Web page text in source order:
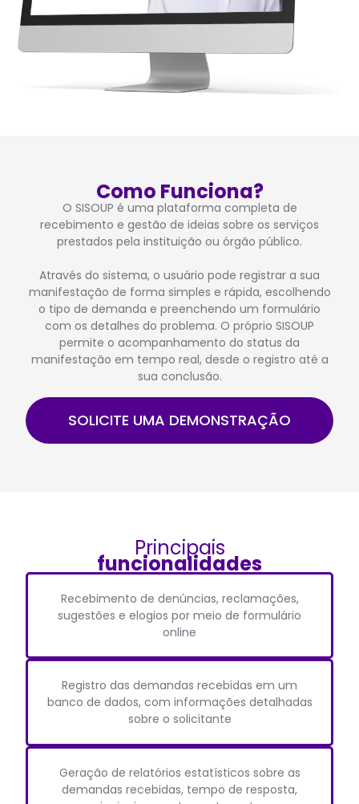
Como Funciona?
O SISOUP é uma plataforma completa de
recebimento e gestão de ideias sobre os serviços
prestados pela instituição ou órgão público.
Através do sistema, o usuário pode registrar a sua
manifestação de forma simples e rápida, escolhendo
o tipo de demanda e preenchendo um formulário
com os detalhes do problema. O próprio SISOUP
permite o acompanhamento do status da
manifestação em tempo real, desde o registro até a
sua conclusão.
SOLICITE UMA DEMONSTRAÇÃO
Principais
funcionalidades
Recebimento de denúncias, reclamações,
sugestões e elogios por meio de formulário
online
Registro das demandas recebidas em um
banco de dados, com informações detalhadas
sobre o solicitante
Geração de relatórios estatísticos sobre as
demandas recebidas, tempo de resposta,